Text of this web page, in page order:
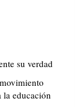
su verdad
la educación